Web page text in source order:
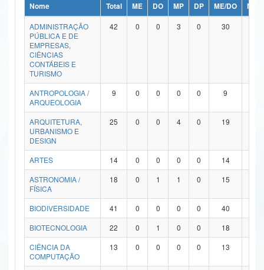
Ministério da Ciência, Tecnologia, Inovações e Comunicações
Ministério do Meio Ambiente
Ministério do Turismo
Ministério do Desenvolvimento Regional
Controladoria-Geral da União
Ministério da Mulher, da Família e dos Direitos Humanos
Secretaria de Governo
Advocacia-Geral da União
Banco Central do Brasil
Nome Total ME DO MP DP ME/DO
MP/
ADMINISTRAÇÃO
PÚBLICA E DE
EMPRESAS,
CIÊNCIAS
CONTÁBEIS E
TURISMO
42 0 0 3 0 30
ANTROPOLOGIA /
ARQUEOLOGIA
9 0 0 0 0 9
ARQUITETURA,
URBANISMO E
DESIGN
25 0 0 4 0 19
ARTES 14 0 0 0 0 14
ASTRONOMIA /
FÍSICA
18 0 1 1 0 15
BIODIVERSIDADE 41 0 0 0 0 40
BIOTECNOLOGIA
22 0 1 0 0 18
CIÊNCIA DA
COMPUTAÇÃO
13 0 0 0 0 13